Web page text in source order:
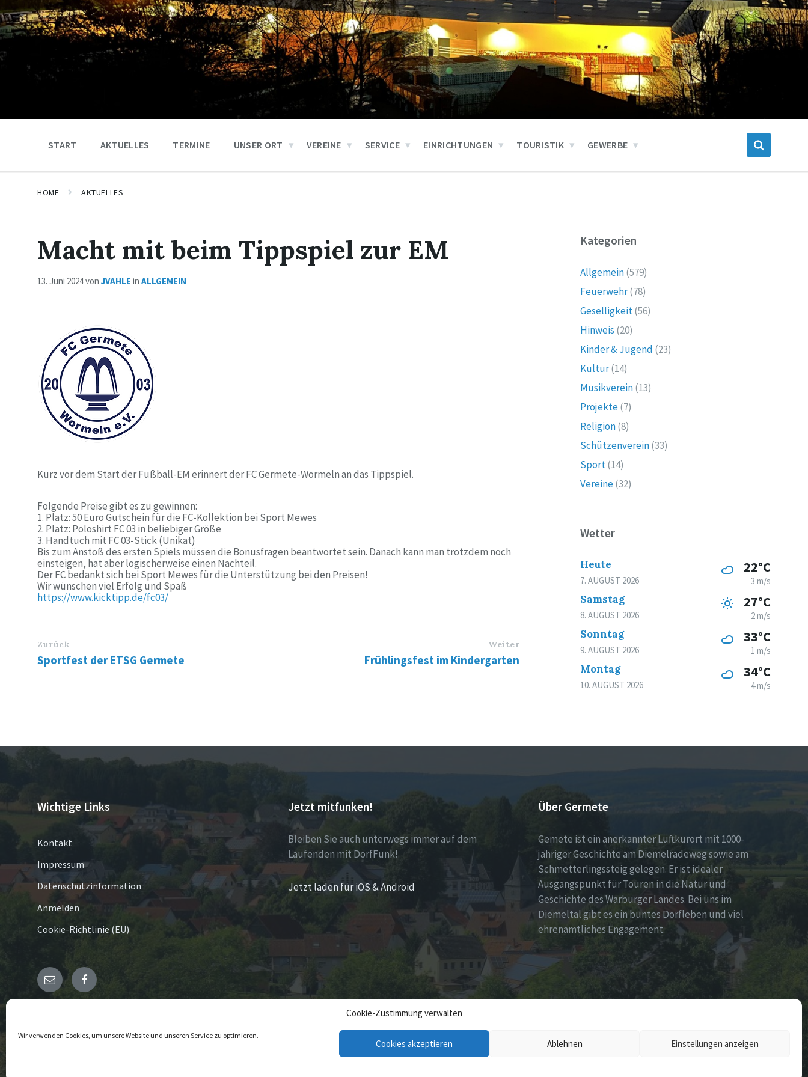
Cookie-Zustimmung verwalten
Wir verwenden Cookies, um unsere Website und unseren Service zu optimieren.
Cookies akzeptieren Ablehnen Einstellungen anzeigen
START AKTUELLES TERMINE UNSER ORT VEREINE SERVICE EINRICHTUNGEN TOURISTIK GEWERBE
HOME AKTUELLES
Macht mit beim Tippspiel zur EM
13. Juni 2024von JVAHLE in ALLGEMEIN
Kurz vor dem Start der Fußball-EM erinnert der FC Germete-Wormeln an das Tippspiel.
Folgende Preise gibt es zu gewinnen:
1. Platz: 50 Euro Gutschein für die FC-Kollektion bei Sport Mewes
2. ⁠Platz: Poloshirt FC 03 in beliebiger Größe
3. ⁠Handtuch mit FC 03-Stick (Unikat)
Bis zum Anstoß des ersten Spiels müssen die Bonusfragen beantwortet sein. Danach kann man trotzdem noch
einsteigen, hat aber logischerweise einen Nachteil.
Der FC bedankt sich bei Sport Mewes für die Unterstützung bei den Preisen!
Wir wünschen viel Erfolg und Spaß
https://www.kicktipp.de/fc03/
Zurück
Sportfest der ETSG Germete
Weiter
Frühlingsfest im Kindergarten
Kategorien
Allgemein(579)
Feuerwehr(78)
Geselligkeit(56)
Hinweis (20)
Kinder & Jugend (23)
Kultur(14)
Musikverein(13)
Projekte(7)
Religion(8)
Schützenverein(33)
Sport(14)
Vereine(32)
Wetter
Heute
7. AUGUST 2026
22°C
3 m/s
Samstag
8. AUGUST 2026
27°C
2 m/s
Sonntag
9. AUGUST 2026
33°C
1 m/s
Montag
10. AUGUST 2026
34°C
4 m/s
Wichtige Links
Kontakt
Impressum
Datenschutzinformation
Anmelden
Cookie-Richtlinie (EU)
Jetzt mitfunken!
Bleiben Sie auch unterwegs immer auf dem
Laufenden mit DorfFunk!
Jetzt laden für iOS & Android
Über Germete
Gemete ist ein anerkannter Luftkurort mit 1000-
jähriger Geschichte am Diemelradeweg sowie am
Schmetterlingssteig gelegen. Er ist idealer
Ausgangspunkt für Touren in die Natur und
Geschichte des Warburger Landes. Bei uns im
Diemeltal gibt es ein buntes Dorfleben und viel
ehrenamtliches Engagement.
E- Facebook